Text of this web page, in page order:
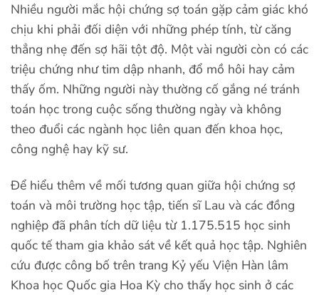
Nhiều người mắc hội chứng sợ toán gặp cảm giác khó
chịu khi phải đối diện với những phép tính, từ căng
thẳng nhẹ đến sợ hãi tột độ. Một vài người còn có các
triệu chứng như tim dập nhanh, đổ mồ hôi hay cảm
thấy ốm. Những người này thường cố gắng né tránh
toán học trong cuộc sống thường ngày và không
theo đuổi các ngành học liên quan đến khoa học,
công nghệ hay kỹ sư.
Để hiểu thêm về mối tương quan giữa hội chứng sợ
toán và môi trường học tập, tiến sĩ Lau và các đồng
nghiệp đã phân tích dữ liệu từ 1.175.515 học sinh
quốc tế tham gia khảo sát về kết quả học tập. Nghiên
cứu được công bố trên trang Kỷ yếu Viện Hàn lâm
Khoa học Quốc gia Hoa Kỳ cho thấy học sinh ở các